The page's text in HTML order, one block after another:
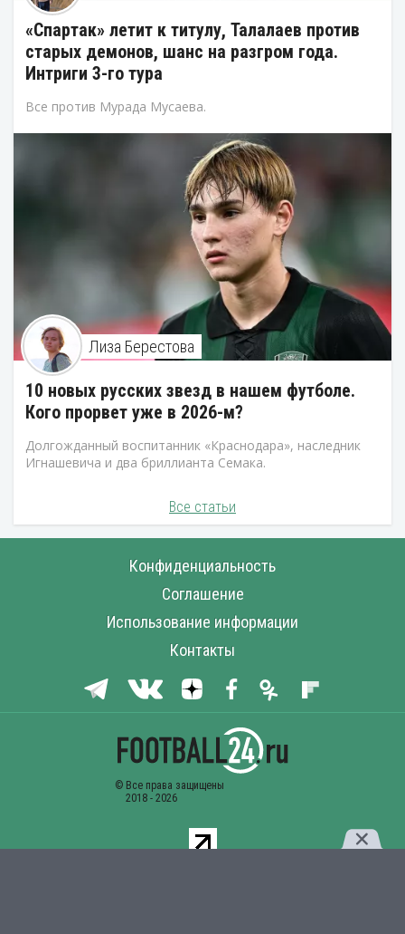
«Спартак» летит к титулу, Талалаев против
старых демонов, шанс на разгром года.
Интриги 3-го тура
Все против Мурада Мусаева.
Лиза Берестова
10 новых русских звезд в нашем футболе.
Кого прорвет уже в 2026-м?
Долгожданный воспитанник «Краснодара», наследник
Игнашевича и два бриллианта Семака.
Все статьи
Конфиденциальность
Соглашение
Использование информации
Контакты